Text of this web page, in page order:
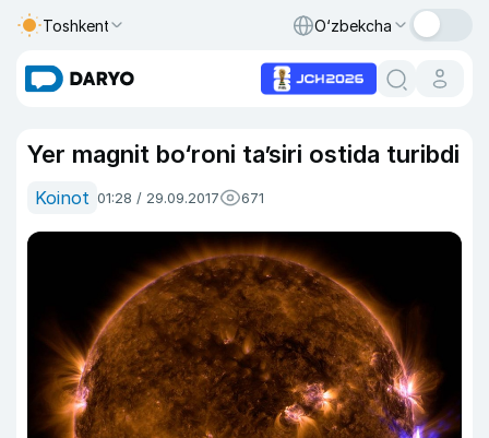
Toshkent O‘zbekcha
Yer magnit bo‘roni ta’siri ostida turibdi
Koinot 01:28 / 29.09.2017 671